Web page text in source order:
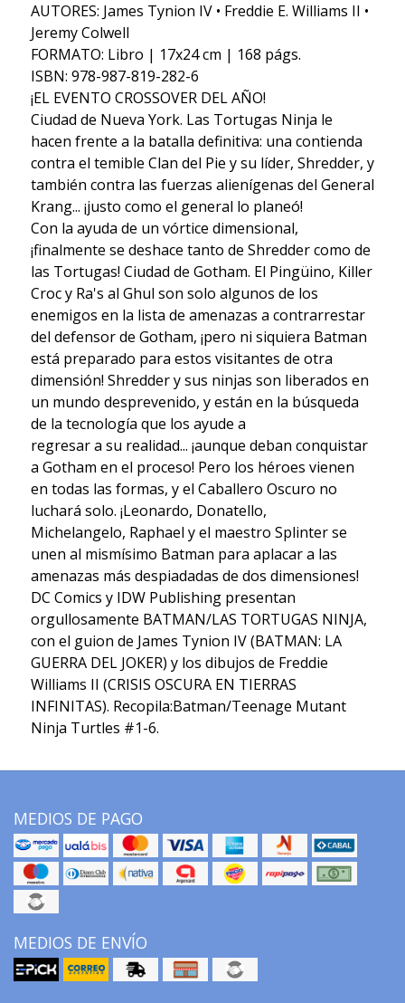
AUTORES: James Tynion IV • Freddie E. Williams II •
Jeremy Colwell
FORMATO: Libro | 17x24 cm | 168 págs.
ISBN: 978-987-819-282-6
¡EL EVENTO CROSSOVER DEL AÑO!
Ciudad de Nueva York. Las Tortugas Ninja le
hacen frente a la batalla definitiva: una contienda
contra el temible Clan del Pie y su líder, Shredder, y
también contra las fuerzas alienígenas del General
Krang... ¡justo como el general lo planeó!
Con la ayuda de un vórtice dimensional,
¡finalmente se deshace tanto de Shredder como de
las Tortugas! Ciudad de Gotham. El Pingüino, Killer
Croc y Ra's al Ghul son solo algunos de los
enemigos en la lista de amenazas a contrarrestar
del defensor de Gotham, ¡pero ni siquiera Batman
está preparado para estos visitantes de otra
dimensión! Shredder y sus ninjas son liberados en
un mundo desprevenido, y están en la búsqueda
de la tecnología que los ayude a
regresar a su realidad... ¡aunque deban conquistar
a Gotham en el proceso! Pero los héroes vienen
en todas las formas, y el Caballero Oscuro no
luchará solo. ¡Leonardo, Donatello,
Michelangelo, Raphael y el maestro Splinter se
unen al mismísimo Batman para aplacar a las
amenazas más despiadadas de dos dimensiones!
DC Comics y IDW Publishing presentan
orgullosamente BATMAN/LAS TORTUGAS NINJA,
con el guion de James Tynion IV (BATMAN: LA
GUERRA DEL JOKER) y los dibujos de Freddie
Williams II (CRISIS OSCURA EN TIERRAS
INFINITAS). Recopila:Batman/Teenage Mutant
Ninja Turtles #1-6.
MEDIOS DE PAGO
MEDIOS DE ENVÍO